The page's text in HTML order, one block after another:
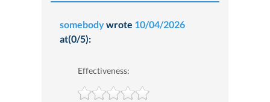
somebodywrote 10/04/2026
at(0/5):
Effectiveness: